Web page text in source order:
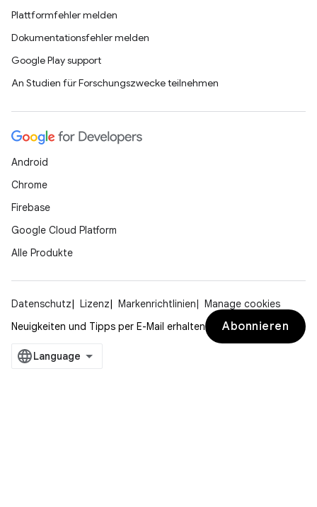
Plattformfehler melden
Dokumentationsfehler melden
Google Play support
An Studien für Forschungszwecke teilnehmen
Android
Chrome
Firebase
Google Cloud Platform
Alle Produkte
Datenschutz Lizenz Markenrichtlinien
Manage cookies
Neuigkeiten und Tipps per E-Mail erhalten
Abonnieren